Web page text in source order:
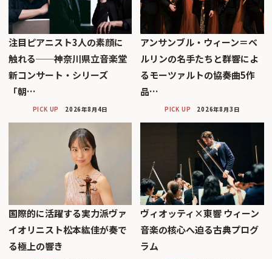
注目ピアニスト3人の素顔に
触れる──神奈川県立音楽堂
新コンサート・シリーズ
「朝…
PICK UP 2026年8月4日
アンサンブル・ウィーン＝ベ
ルリンの名手たちと群響によ
るモーツァルトの協奏曲5作
品…
PICK UP 2026年8月3日
国際的に活躍する実力派ヴァ
イオリニスト松本紘佳が奏で
る極上の響き
ヴィオッティ×東響 ウィーン
音楽の核心へ迫る古典プログ
ラム